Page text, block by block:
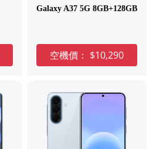
Galaxy A37 5G 8GB+128GB
空機價： $10,290